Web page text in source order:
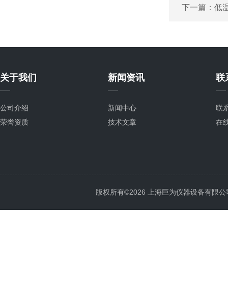
下一篇： 低
关于我们
公司介绍
荣誉资质
新闻资讯
新闻中心
技术文章
联
联
在
版权所有©2026 上海巨为仪器设备有限